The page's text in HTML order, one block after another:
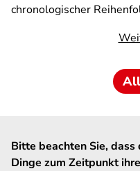
chronologischer
Bitte beachten Sie,
Dinge zum Zeitpunkt